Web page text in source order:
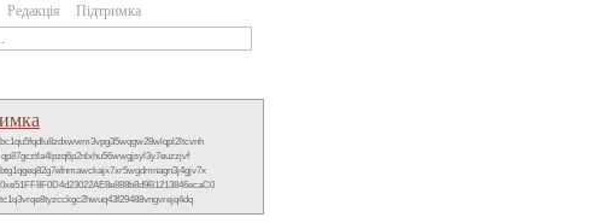
Редакція Підтримка